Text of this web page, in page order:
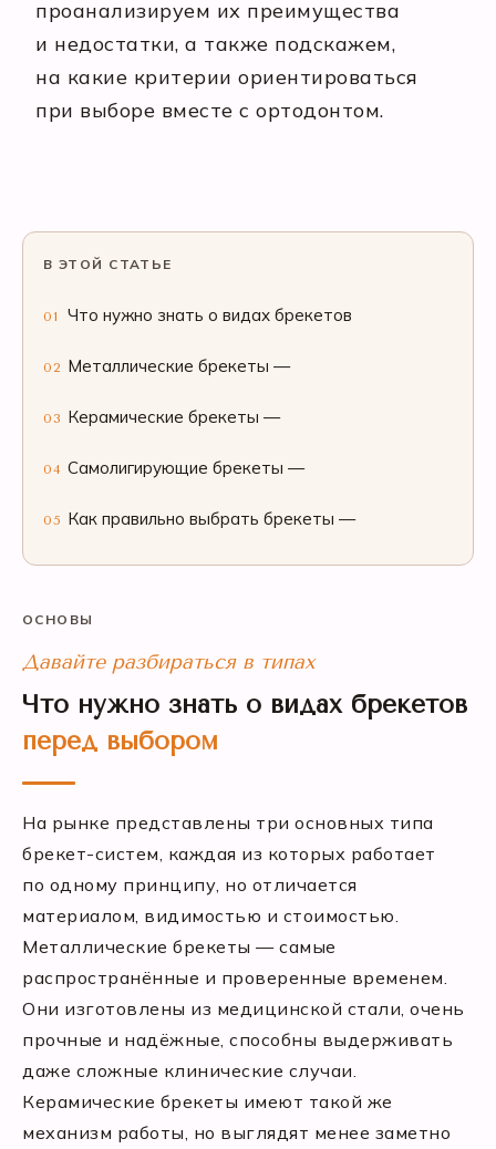
проанализируем их преимущества
и недостатки, а также подскажем,
на какие критерии ориентироваться
при выборе вместе с ортодонтом.
В ЭТОЙ СТАТЬЕ
01 Что нужно знать о видах брекетов
02 Металлические брекеты —
03 Керамические брекеты —
04 Самолигирующие брекеты —
05 Как правильно выбрать брекеты —
ОСНОВЫ
Давайте разбираться в типах
Что нужно знать о видах брекетов
перед выбором
На рынке представлены три основных типа
брекет-систем, каждая из которых работает
по одному принципу, но отличается
материалом, видимостью и стоимостью.
Металлические брекеты — самые
распространённые и проверенные временем.
Они изготовлены из медицинской стали, очень
прочные и надёжные, способны выдерживать
даже сложные клинические случаи.
Керамические брекеты имеют такой же
механизм работы, но выглядят менее заметно